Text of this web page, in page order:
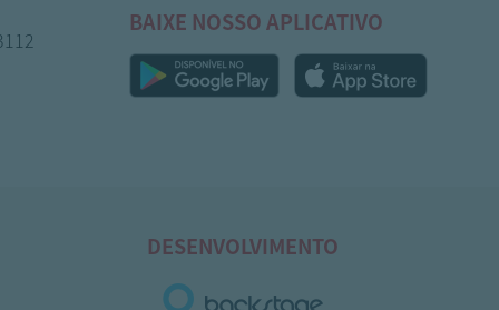
BAIXE NOSSO APLICATIVO
DESENVOLVIMENTO